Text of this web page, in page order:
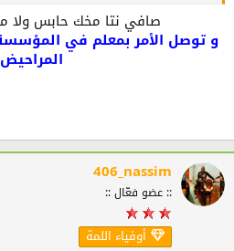
صافي نتا مخك حابس ولا
و توصل الأمر بمعلم في
406_nassim
:: عضو فعّال ::
أوفياء اللمة